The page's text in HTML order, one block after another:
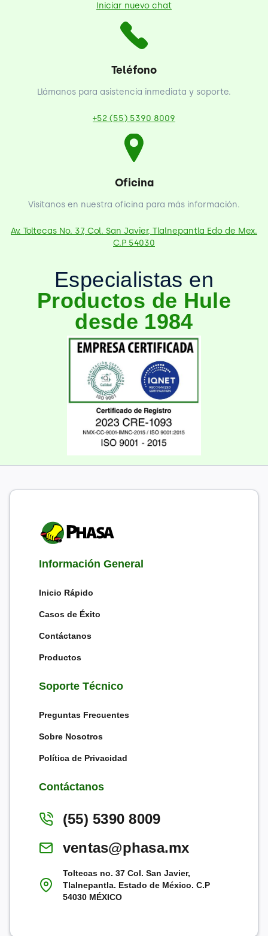
Iniciar nuevo chat
Teléfono
Llámanos para asistencia inmediata y soporte.
+52 (55) 5390 8009
Oficina
Visítanos en nuestra oficina para más información.
Av. Toltecas No. 37, Col. San Javier, Tlalnepantla Edo de Mex.
C.P 54030
Especialistas en
Productos de Hule
desde 1984
Información General
Inicio Rápido
Casos de Éxito
Contáctanos
Productos
Soporte Técnico
Preguntas Frecuentes
Sobre Nosotros
Política de Privacidad
Contáctanos
(55) 5390 8009
ventas@phasa.mx
Toltecas no. 37 Col. San Javier,
Tlalnepantla. Estado de México. C.P
54030 MÉXICO